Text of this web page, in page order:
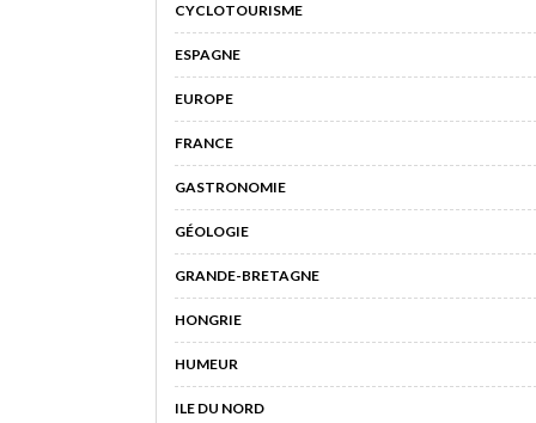
CYCLOTOURISME
ESPAGNE
EUROPE
FRANCE
GASTRONOMIE
GÉOLOGIE
GRANDE-BRETAGNE
HONGRIE
HUMEUR
ILE DU NORD